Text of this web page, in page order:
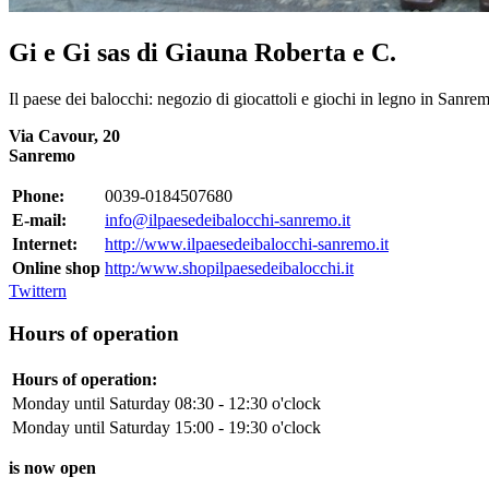
Gi e Gi sas di Giauna Roberta e C.
Il paese dei balocchi: negozio di giocattoli e giochi in legno in
Via Cavour, 20
Sanremo
Phone:
0039-0184507680
E-mail:
info@ilpaesedeibalocchi-sanremo.it
Internet:
http://www.ilpaesedeibalocchi-sanremo.it
Online shop http:/www.shopilpaesedeibalocchi.it
Twittern
Hours of operation
Hours of operation:
Monday until Saturday 08:30 - 12:30 o'clock
Monday until Saturday 15:00 - 19:30 o'clock
is now open